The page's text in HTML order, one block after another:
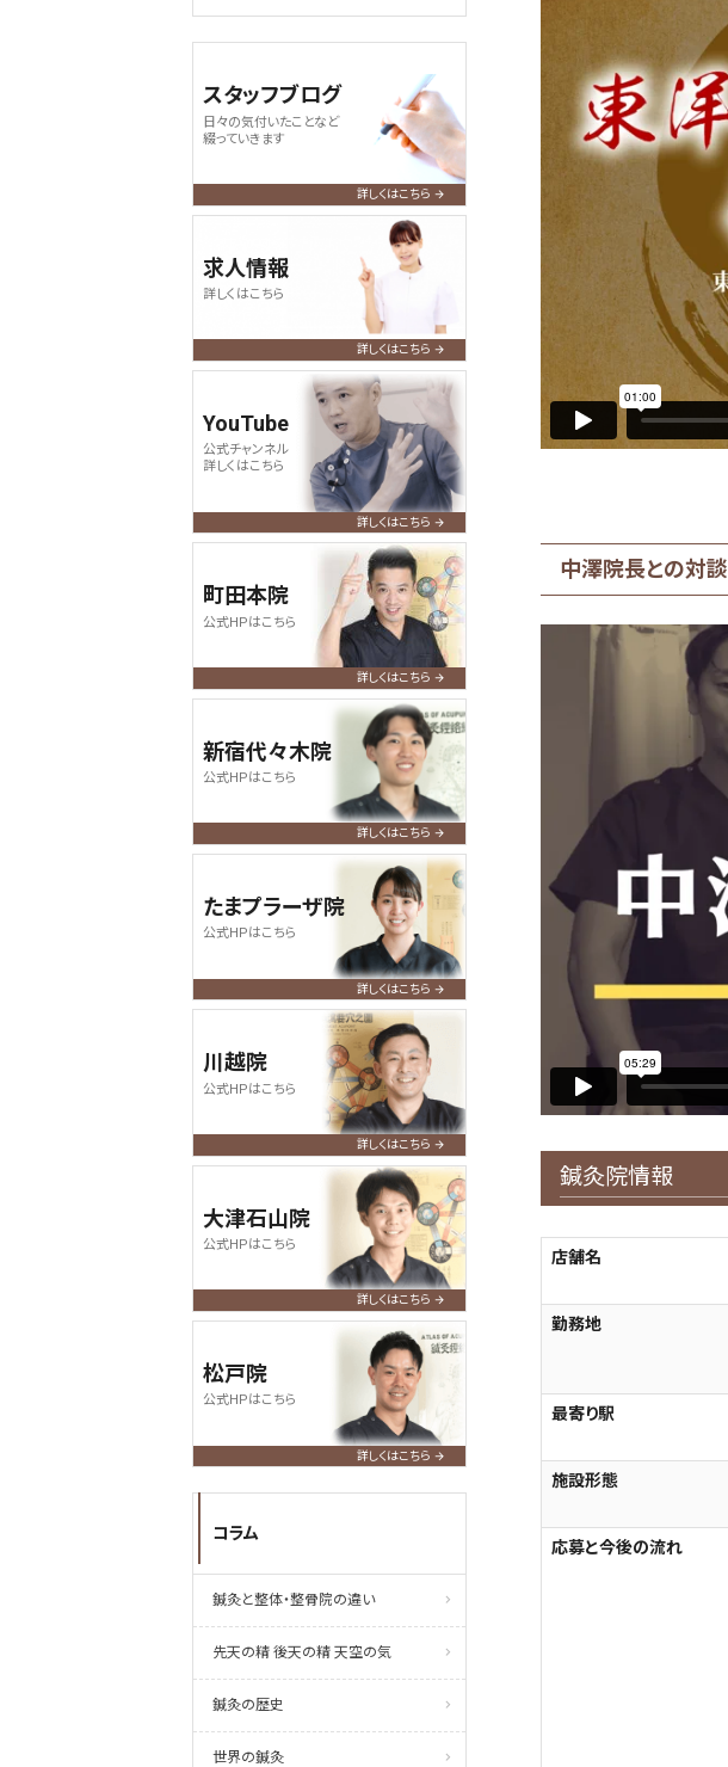
中澤院長との対談
鍼灸院情報
店舗名
勤務地
最寄り駅
施設形態
応募と今後の流れ
スタッフブログ
日々の気付いたことなど
綴っていきます
詳しくはこちら
求人情報
詳しくはこちら
詳しくはこちら
YouTube
公式チャンネル
詳しくはこちら
詳しくはこちら
町田本院
公式HPはこちら
詳しくはこちら
新宿代々木院
公式HPはこちら
詳しくはこちら
たまプラーザ院
公式HPはこちら
詳しくはこちら
川越院
公式HPはこちら
詳しくはこちら
大津石山院
公式HPはこちら
詳しくはこちら
松戸院
公式HPはこちら
詳しくはこちら
コラム
鍼灸と整体・整骨院の違い
先天の精 後天の精 天空の気
鍼灸の歴史
世界の鍼灸